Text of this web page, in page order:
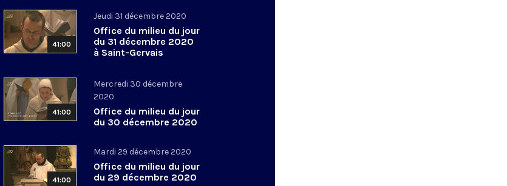
41:00
Jeudi 31 décembre 2020
Office du milieu du jour
du 31 décembre 2020
à Saint-Gervais
41:00
Mercredi 30 décembre
2020
Office du milieu du jour
du 30 décembre 2020
41:00
Mardi 29 décembre 2020
Office du milieu du jour
du 29 décembre 2020